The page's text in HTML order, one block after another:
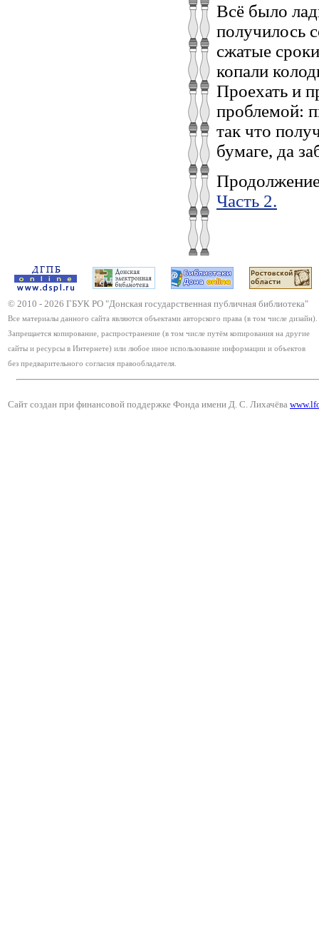
Всё было
получилось
сжатые
копали
Проехать и
проблемой:
так что
бумаге, да
Часть 2.
© 2010 - 2026 ГБУК РО "Донская государственная публичная библиотека"
Все материалы данного сайта являются объектами авторского права (в том числе дизайн).
Запрещается копирование, распространение (в том числе путём копирования на другие
сайты и ресурсы в Интернете) или любое иное использование информации и объектов
без предварительного согласия правообладателя.
Сайт создан при финансовой поддержке Фонда имени Д. С. Лихачёва